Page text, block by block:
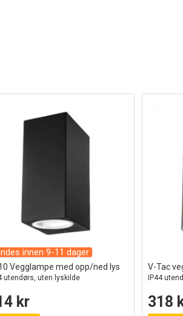
innen 9-11 dager
Vegglampe med opp/ned lys
utendørs, uten lyskilde
kr
V-Tac
IP44
318